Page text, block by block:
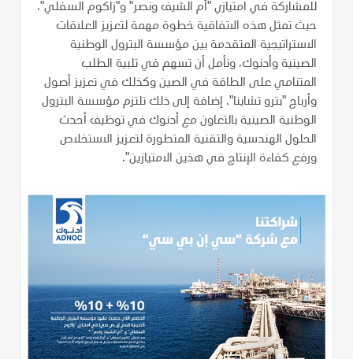
للمشاركة في امتيازي "أم الشيف ونصر" و"زاكوم السفلي"،
حيث تمثل هذه الاتفاقية خطوة مهمة لتعزيز العلاقات
الاستراتيجية المتقدمة بين مؤسسة البترول الوطنية
الصينية وأدنوك، ونأمل أن تسهم في تلبية الطلب
المتنامي على الطاقة في الصين وكذلك في تعزيز أصول
وأرباح "بترو تشاينا". إضافة إلى ذلك تلتزم مؤسسة البترول
الوطنية الصينية بالتعاون مع أدنوك في توظيف أحدث
الحلول الهندسية والتقنية المتطورة لتعزيز الاستخلاص
ورفع كفاءة الإنتاج في هذين الامتيازين".